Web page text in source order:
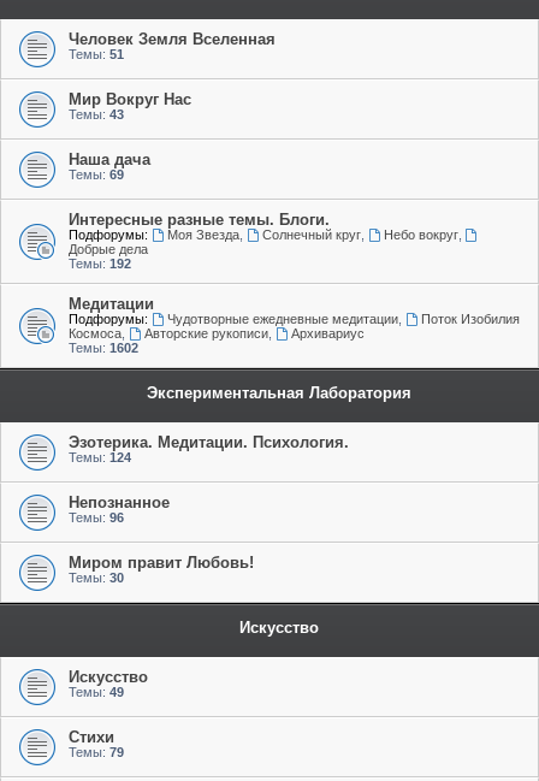
Человек Земля Вселенная
Темы: 51
Мир Вокруг Нас
Темы: 43
Наша дача
Темы: 69
Интересные разные темы. Блоги.
Подфорумы: Моя Звезда, Солнечный круг, Небо вокруг,
Добрые дела
Темы: 192
Медитации
Подфорумы: Чудотворные ежедневные медитации,
Поток Изобилия
Космоса
Авторские рукописи,
Архивариус
Темы: 1602
Экспериментальная Лаборатория
Эзотерика. Медитации. Психология.
Темы: 124
Непознанное
Темы: 96
Миром правит Любовь!
Темы: 30
Искусство
Искусство
Темы: 49
Стихи
Темы: 79